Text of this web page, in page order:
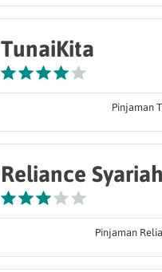
TunaiKita
Pinjaman
Reliance Syariah
Pinjaman